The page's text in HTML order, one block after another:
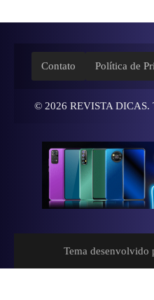
Contato Política de
© 2026 REVISTA DICAS.
Tema desenvolvido